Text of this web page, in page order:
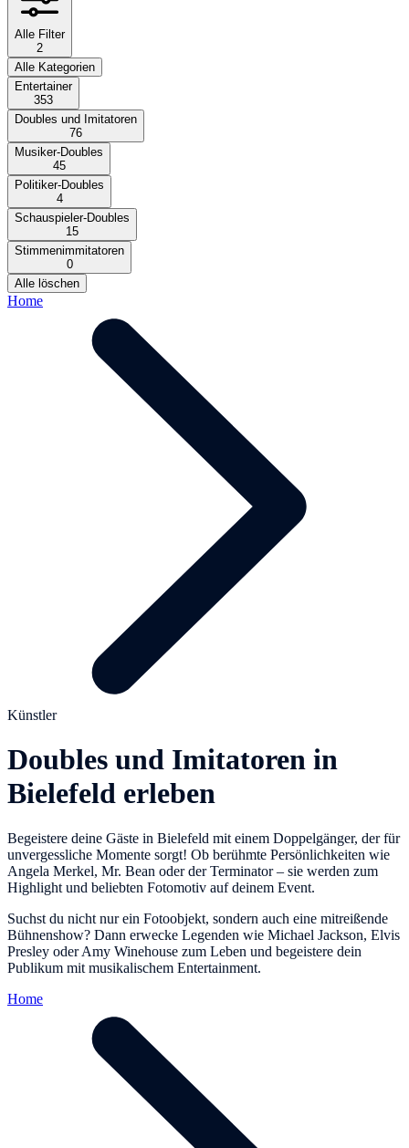
Alle Filter
2
Alle Kategorien
Entertainer
353
Doubles und Imitatoren
76
Musiker-Doubles
45
Politiker-Doubles
4
Schauspieler-Doubles
15
Stimmenimmitatoren
0
Alle löschen
Home
Künstler
Doubles und Imitatoren in
Bielefeld erleben
Begeistere deine Gäste in Bielefeld mit einem Doppelgänger, der für
unvergessliche Momente sorgt! Ob berühmte Persönlichkeiten wie
Angela Merkel, Mr. Bean oder der Terminator – sie werden zum
Highlight und beliebten Fotomotiv auf deinem Event.
Suchst du nicht nur ein Fotoobjekt, sondern auch eine mitreißende
Bühnenshow? Dann erwecke Legenden wie Michael Jackson, Elvis
Presley oder Amy Winehouse zum Leben und begeistere dein
Publikum mit musikalischem Entertainment.
Home